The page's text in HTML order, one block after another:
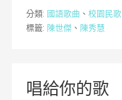
分類: 國語歌曲 、 校園民歌
標籤: 陳世傑 、 陳秀慧
唱給你的歌